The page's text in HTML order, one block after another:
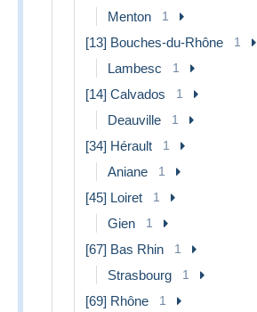
China / USA / Canada /
Important: registered letters are
available for these destinations since
Ordinary
letter
letter
2.25 €
4.85 €
-
-
Menton 1
[13] Bouches-du-Rhône 1
Lambesc 1
[14] Calvados 1
Deauville 1
[34] Hérault 1
Aniane 1
[45] Loiret 1
Gien 1
[67] Bas Rhin 1
Strasbourg 1
[69] Rhône 1